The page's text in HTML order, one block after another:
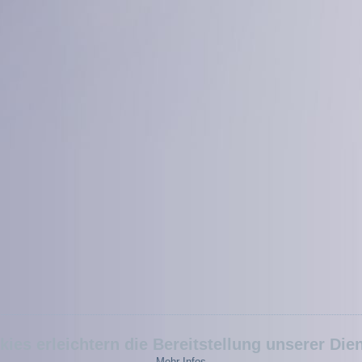
erleichtern die Bereitstellung unserer